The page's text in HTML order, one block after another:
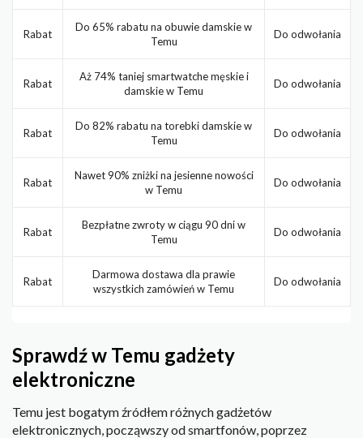
Rabat
Do 65% rabatu na obuwie damskie w
Temu
Do odwołania
Rabat
Aż 74% taniej smartwatche męskie i
damskie w Temu
Do odwołania
Rabat
Do 82% rabatu na torebki damskie w
Temu
Do odwołania
Rabat
Nawet 90% zniżki na jesienne nowości
w Temu
Do odwołania
Rabat
Bezpłatne zwroty w ciągu 90 dni w
Temu
Do odwołania
Rabat
Darmowa dostawa dla prawie
wszystkich zamówień w Temu
Do odwołania
Sprawdź w Temu gadżety
elektroniczne
Temu jest bogatym źródłem różnych gadżetów
elektronicznych, począwszy od smartfonów, poprzez